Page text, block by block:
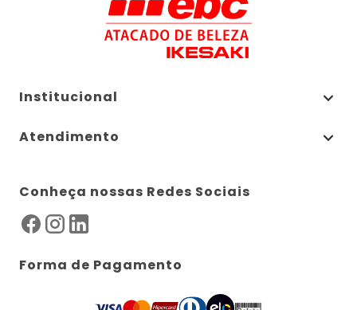
Institucional
Atendimento
Conheça nossas Redes Sociais
Forma de Pagamento